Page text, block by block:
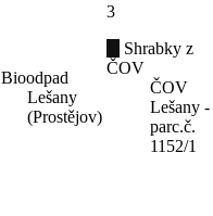
Bioodpad
Lešany
(Prostějov)
3
Shrabky z
ČOV
ČOV
Lešany -
parc.č.
1152/1